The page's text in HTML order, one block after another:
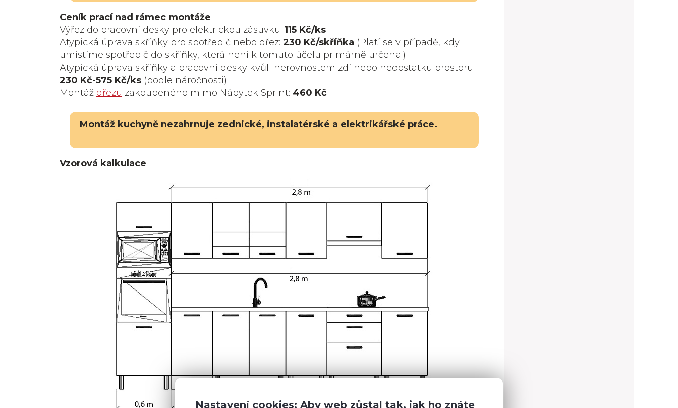
Ceník prací nad rámec montáže
Výřez do pracovní desky pro elektrickou zásuvku: 115 Kč/ks
Atypická úprava skříňky pro spotřebič nebo dřez: 230 Kč/skříňka (Platí se v případě, kdy
umístíme spotřebič do skříňky, která není k tomuto účelu primárně určena.)
Atypická úprava skříňky a pracovní desky kvůli nerovnostem zdí nebo nedostatku prostoru:
230 Kč-575 Kč/ks (podle náročnosti)
Montáž dřezu zakoupeného mimo Nábytek Sprint: 460 Kč
Montáž kuchyně nezahrnuje zednické, instalatérské a elektrikářské práce.
Vzorová kalkulace
Nastavení cookies: Aby web zůstal tak, jak ho znáte